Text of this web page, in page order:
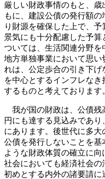
厳しい財政事情のもと、
もに、建設公債の発行額
り財源を確保した上で、予
景気にも十分配慮した予
ついては、生活関連分野を
地方単独事業において思い
れは、公定歩合の引き下
を中心とするインフレな
するものと考えております
我が国の財政は、公債残
円にも達する見込みであ
にあります。後世代に多
公債を発行しないことを
ような財政体質の確立に
社会においても経済社会
初めとする内外の諸要請